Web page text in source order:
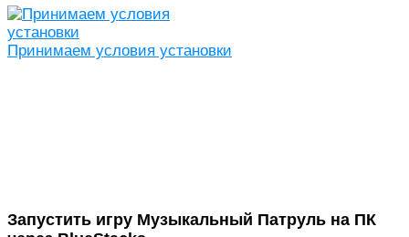
Принимаем условия установки
Запустить игру Музыкальный Патруль на ПК